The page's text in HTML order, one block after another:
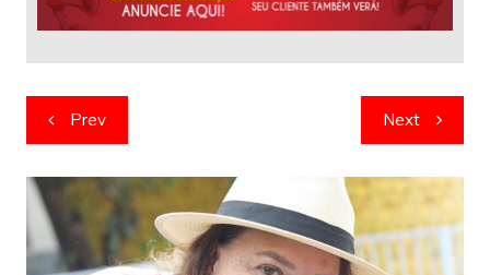
Navegação
de
artigos
Prev Next